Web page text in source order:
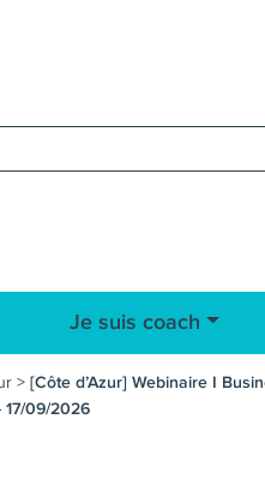
Je suis coach
> [Côte d’Azur] Webinaire I
17/09/2026